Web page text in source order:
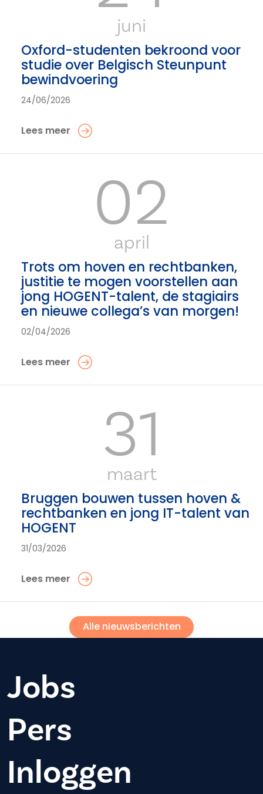
juni
Oxford-studenten bekroond voor
studie over Belgisch Steunpunt
bewindvoering
24/06/2026
Lees meer
02
april
Trots om hoven en rechtbanken,
justitie te mogen voorstellen aan
jong HOGENT-talent, de stagiairs
en nieuwe collega’s van morgen!
02/04/2026
Lees meer
31
maart
Bruggen bouwen tussen hoven &
rechtbanken en jong IT-talent van
HOGENT
31/03/2026
Lees meer
Alle nieuwsberichten
Jobs
Pers
Inloggen